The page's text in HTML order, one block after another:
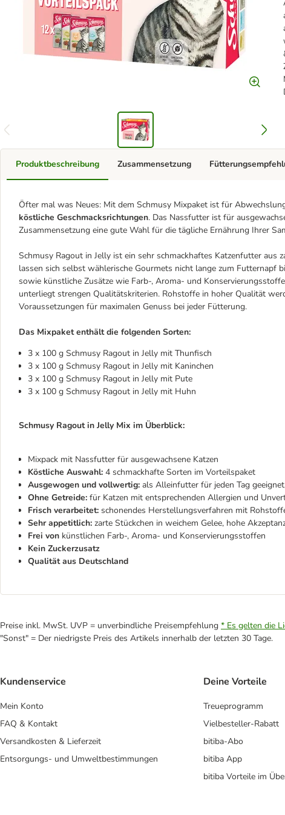
Produktbeschreibung
Öfter mal was Neues: Mit dem Schmusy Mixpaket ist für
köstliche Geschmacksrichtungen. Das Nassfutter ist für
Zusammensetzung eine gute Wahl für die tägliche Ernährung Ihrer
Schmusy Ragout in Jelly ist ein sehr schmackhaftes Katzenfutter aus
lassen sich selbst wählerische Gourmets nicht lange zum Futternapf
sowie künstliche Zusätze wie Farb-, Aroma- und
unterliegt strengen Qualitätskriterien. Rohstoffe in hoher Qualität
Voraussetzungen für maximalen Genuss bei jeder Fütterung.
Das Mixpaket enthält die folgenden Sorten:
3 x 100 g Schmusy Ragout in Jelly mit Thunfisch
3 x 100 g Schmusy Ragout in Jelly mit Kaninchen
3 x 100 g Schmusy Ragout in Jelly mit Pute
3 x 100 g Schmusy Ragout in Jelly mit Huhn
Schmusy Ragout in Jelly Mix im Überblick:
Mixpack mit Nassfutter für ausgewachsene Katzen
Köstliche Auswahl: 4 schmackhafte Sorten im Vorteilspaket
Ausgewogen und vollwertig: als Alleinfutter für jeden Tag
Ohne Getreide: für Katzen mit entsprechenden Allergien und
Frisch verarbeitet: schonendes Herstellungsverfahren mit
Sehr appetitlich: zarte Stückchen in weichem Gelee, hohe
Frei von künstlichen Farb-, Aroma- und Konservierungsstoffen
Kein Zuckerzusatz
Qualität aus Deutschland
Zusammensetzung
Preise inkl. MwSt. UVP = unverbindliche Preisempfehlung * Es gelten die
"Sonst" = Der niedrigste Preis des Artikels innerhalb der letzten 30 Tage.
Kundenservice
Mein Konto
FAQ & Kontakt
Versandkosten & Lieferzeit
Entsorgungs- und Umweltbestimmungen
Deine Vorteile
Treueprogramm
Vielbesteller-Rabatt
bitiba-Abo
bitiba App
bitiba Vorteile im